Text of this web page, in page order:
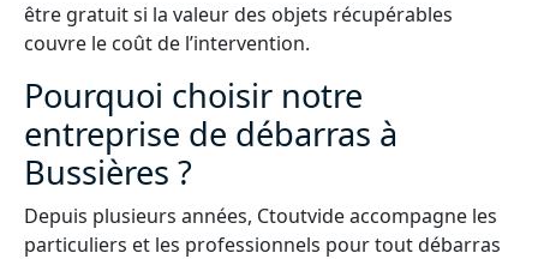
être gratuit si la valeur des objets récupérables
couvre le coût de l’intervention.
Pourquoi choisir notre
entreprise de débarras à
Bussières ?
Depuis plusieurs années, Ctoutvide accompagne les
particuliers et les professionnels pour tout débarras